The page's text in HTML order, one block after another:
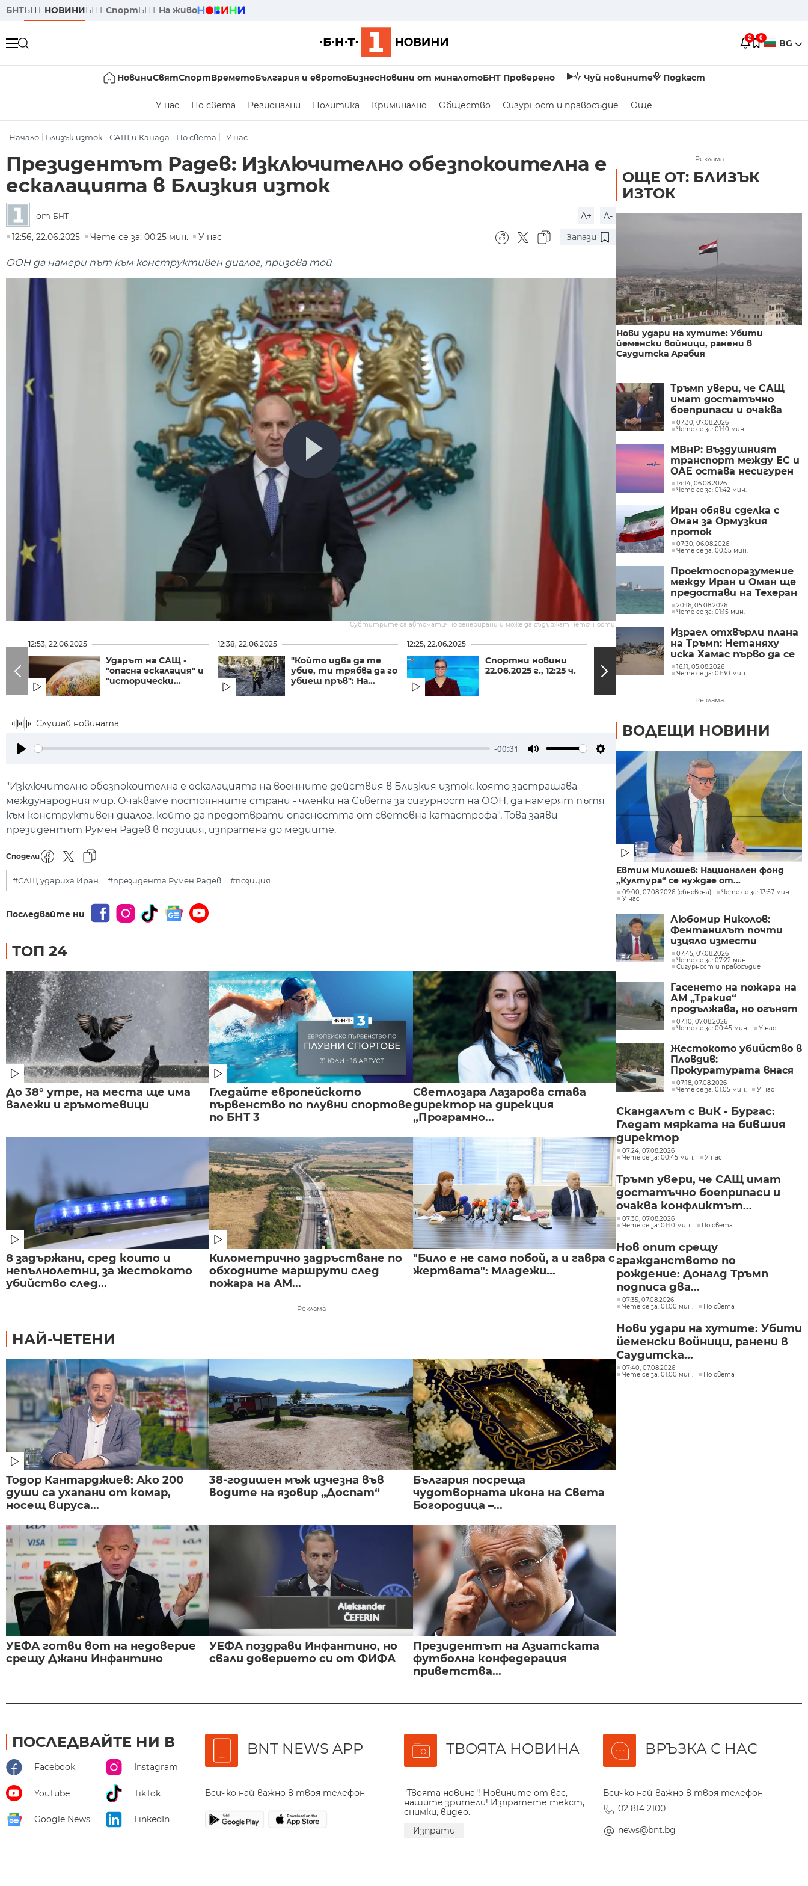
БНТБНТ НОВИНИБНТ СпортБНТ На живо
2 0 BG
НовиниСвятСпортВреметоБългария и евротоБизнесНовини от миналотоБНТ Проверено Чуй новините Подкаст
У нас По света Регионални Политика Криминално Общество Сигурност и правосъдие Още
Начало Близък изток САЩ и Канада По света У нас
Президентът Радев: Изключително обезпокоителна е
ескалацията в Близкия изток
от БНТ A+
A-
12:56, 22.06.2025
Чете се за: 00:25 мин. У нас Запази
ООН да намери път към конструктивен диалог, призова той
Субтитрите са автоматично генерирани и може да съдържат неточности.
12:53, 22.06.2025
Ударът на САЩ -
"опасна ескалация" и
"исторически...
12:38, 22.06.2025
"Който идва да те
убие, ти трябва да го
убиеш пръв": На...
12:25, 22.06.2025
Спортни новини
22.06.2025 г., 12:25 ч.
12:08, 22.06.2025
22 юни в 2.47 ч.:
Решаващ ден за
Слушай новината
-00:31
Settings
"Изключително обезпокоителна е ескалацията на военните действия в Близкия изток, която застрашава
международния мир. Очакваме постоянните страни - членки на Съвета за сигурност на ООН, да намерят пътя
към конструктивен диалог, който да предотврати опасността от световна катастрофа". Това заяви
президентът Румен Радев в позиция, изпратена до медиите.
Сподели
#САЩ удариха Иран #президента Румен Радев #позиция
Последвайте ни
ТОП 24
До 38° утре, на места ще има
валежи и гръмотевици
Гледайте европейското
първенство по плувни спортове
по БНТ 3
Светлозара Лазарова става
директор на дирекция
„Програмно...
8 задържани, сред които и
непълнолетни, за жестокото
убийство след...
Километрично задръстване по
обходните маршрути след
пожара на АМ...
"Било е не само побой, а и гавра с
жертвата": Младежи...
Реклама
НАЙ-ЧЕТЕНИ
Тодор Кантарджиев: Ако 200
души са ухапани от комар,
носещ вируса...
38-годишен мъж изчезна във
водите на язовир „Доспат“
България посреща
чудотворната икона на Света
Богородица –...
УЕФА готви вот на недоверие
срещу Джани Инфантино
УЕФА поздрави Инфантино, но
свали доверието си от ФИФА
Президентът на Азиатската
футболна конфедерация
приветства...
Реклама
ОЩЕ ОТ: БЛИЗЪК
ИЗТОК
Нови удари на хутите: Убити
йеменски войници, ранени в
Саудитска Арабия
Тръмп увери, че САЩ
имат достатъчно
боеприпаси и очаква
конфликтът с Иран да
приключи скоро
07:30, 07.08.2026
Чете се за: 01:10 мин.
МВнР: Въздушният
транспорт между ЕС и
ОАЕ остава несигурен
14:14, 06.08.2026
Чете се за: 01:42 мин.
Иран обяви сделка с
Оман за Ормузкия
проток
07:30, 06.08.2026
Чете се за: 00:55 мин.
Проектоспоразумение
между Иран и Оман ще
предостави на Техеран
контрола над кораби,
влизащи в Персийския
20:16, 05.08.2026
Чете се за: 01:15 мин.
Израел отхвърли плана
на Тръмп: Нетаняху
иска Хамас първо да се
разоръжи
16:11, 05.08.2026
Чете се за: 01:30 мин.
Реклама
ВОДЕЩИ НОВИНИ
Евтим Милошев: Национален фонд
„Култура“ се нуждае от...
09:00, 07.08.2026 (обновена)
Чете се за: 13:57 мин.
У нас
Любомир Николов:
Фентанилът почти
изцяло измести
хероина, възможно е
разбитата
лаборатория да е
единствената у нас
07:45, 07.08.2026
Чете се за: 07:22 мин.
Сигурност и правосъдие
Гасенето на пожара на
АМ „Тракия“
продължава, но огънят
е локализиран
07:10, 07.08.2026
Чете се за: 00:45 мин.
У нас
Жестокото убийство в
Пловдив:
Прокуратурата внася
искане „задържане под
стража“
07:18, 07.08.2026
Чете се за: 01:05 мин.
У нас
Скандалът с ВиК - Бургас:
Гледат мярката на бившия
директор
07:24, 07.08.2026
Чете се за: 00:45 мин.
У нас
Тръмп увери, че САЩ имат
достатъчно боеприпаси и
очаква конфликтът...
07:30, 07.08.2026
Чете се за: 01:10 мин.
По света
Нов опит срещу
гражданството по
рождение: Доналд Тръмп
подписа два...
07:35, 07.08.2026
Чете се за: 01:00 мин.
По света
Нови удари на хутите: Убити
йеменски войници, ранени в
Саудитска...
07:40, 07.08.2026
Чете се за: 01:00 мин.
По света
ПОСЛЕДВАЙТЕ НИ В
Facebook Instagram
YouTube TikTok
Google News LinkedIn
BNT NEWS APP
Всичко най-важно в твоя телефон
ТВОЯТА НОВИНА
"Твоята новина"! Новините от вас,
нашите зрители! Изпратете текст,
снимки, видео.
Изпрати
ВРЪЗКА С НАС
Всичко най-важно в твоя телефон
02 814 2100
news@bnt.bg